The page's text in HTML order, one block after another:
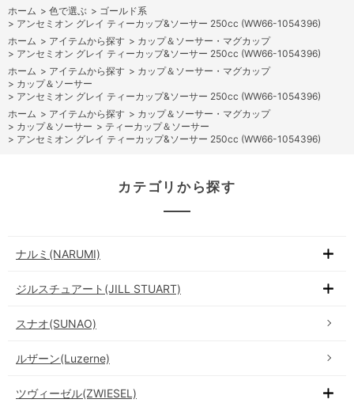
ホーム > 色で選ぶ > ゴールド系
> アンセミオン グレイ ティーカップ&ソーサー 250cc (WW66-1054396)
ホーム > アイテムから探す > カップ＆ソーサー・マグカップ
> アンセミオン グレイ ティーカップ&ソーサー 250cc (WW66-1054396)
ホーム > アイテムから探す > カップ＆ソーサー・マグカップ
> カップ＆ソーサー
> アンセミオン グレイ ティーカップ&ソーサー 250cc (WW66-1054396)
ホーム > アイテムから探す > カップ＆ソーサー・マグカップ
> カップ＆ソーサー > ティーカップ＆ソーサー
> アンセミオン グレイ ティーカップ&ソーサー 250cc (WW66-1054396)
カテゴリから探す
ナルミ(NARUMI)
ジルスチュアート(JILL STUART)
スナオ(SUNAO)
ルザーン(Luzerne)
ツヴィーゼル(ZWIESEL)